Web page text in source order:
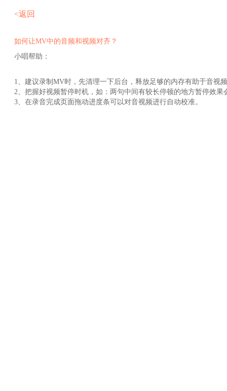
<返回
如何让MV中的音频和视频对齐？
小唱帮助：
1、建议录制MV时，先清理一下后台，释放足够的内存有助于音视
2、把握好视频暂停时机，如：两句中间有较长停顿的地方暂停效果
3、在录音完成页面拖动进度条可以对音视频进行自动校准。